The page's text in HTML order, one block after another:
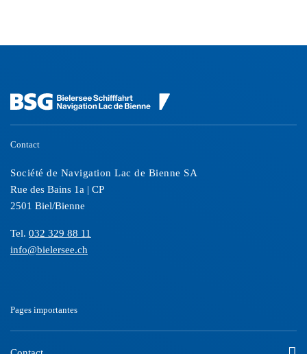
Contact
Société de Navigation Lac de Bienne SA
Rue des Bains 1a | CP
2501 Biel/Bienne
Tel. 032 329 88 11
info@bielersee.ch
Pages importantes